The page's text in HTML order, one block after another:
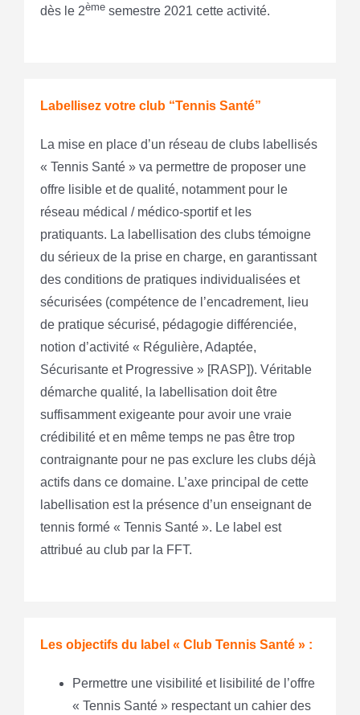
dès le 2ème semestre 2021 cette activité.
Labellisez votre club “Tennis Santé”
La mise en place d’un réseau de clubs labellisés
« Tennis Santé » va permettre de proposer une
offre lisible et de qualité, notamment pour le
réseau médical / médico-sportif et les
pratiquants. La labellisation des clubs témoigne
du sérieux de la prise en charge, en garantissant
des conditions de pratiques individualisées et
sécurisées (compétence de l’encadrement, lieu
de pratique sécurisé, pédagogie différenciée,
notion d’activité « Régulière, Adaptée,
Sécurisante et Progressive » [RASP]). Véritable
démarche qualité, la labellisation doit être
suffisamment exigeante pour avoir une vraie
crédibilité et en même temps ne pas être trop
contraignante pour ne pas exclure les clubs déjà
actifs dans ce domaine. L’axe principal de cette
labellisation est la présence d’un enseignant de
tennis formé « Tennis Santé ». Le label est
attribué au club par la FFT.
Les objectifs du label « Club Tennis Santé » :
Permettre une visibilité et lisibilité de l’offre
« Tennis Santé » respectant un cahier des